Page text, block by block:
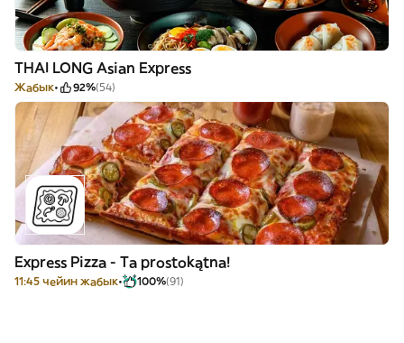
THAI LONG Asian Express
Жабык 92%(54)
Express Pizza - Ta prostokątna!
11:45 чейин жабык 100%(91)